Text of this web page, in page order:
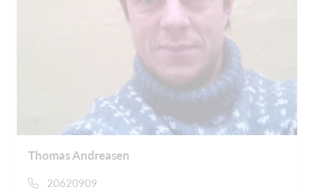
Thomas Andreasen
20620909